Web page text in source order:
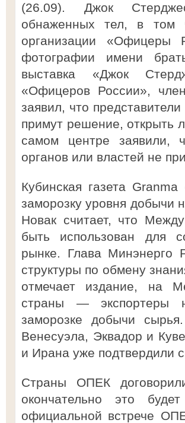
(26.09). Джок
обнаженных тел, в том
организации «Офицеры
фотографии имени
выставка «Джок
«Офицеров России»,
заявил, что
примут решение, открыть
самом центре заявили,
органов или властей не
Кубинская газета
заморозку уровня добычи
Новак считает, что
быть использован для
рынке. Глава Минэнерго
структуры по обмену
отмечает издание, на
страны — экспортеры
заморозке добычи
Венесуэла, Эквадор и
и Ирана уже подтвердили
Страны ОПЕК
окончательно это
официальной встрече